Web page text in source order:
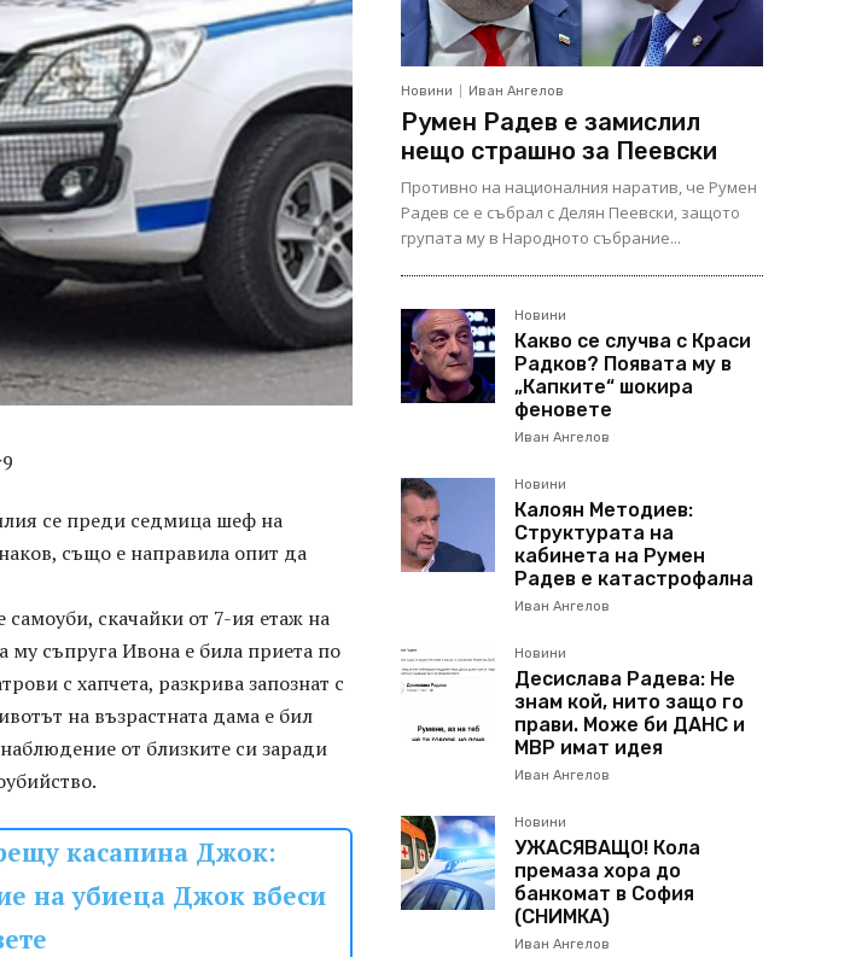
се преди седмица шеф на
също е направила опит да
скачайки от 7-ия етаж на
съпруга Ивона е била приета по
с хапчета, разкрива запознат с
на възрастната дама е бил
от близките си заради
касапина Джок:
на убиеца Джок вбеси
Новини Иван Ангелов
Румен Радев е замислил
нещо страшно за Пеевски
Противно на националния наратив, че Румен
Радев се е събрал с Делян Пеевски, защото
групата му в Народното събрание...
Новини
Какво се случва с Краси
Радков? Появата му в
„Капките“ шокира
феновете
Иван Ангелов
Новини
Калоян Методиев:
Структурата на
кабинета на Румен
Радев е катастрофална
Иван Ангелов
Новини
Десислава Радева: Не
знам кой, нито защо го
прави. Може би ДАНС и
МВР имат идея
Иван Ангелов
Новини
УЖАСЯВАЩО! Кола
премаза хора до
банкомат в София
(СНИМКА)
Иван Ангелов